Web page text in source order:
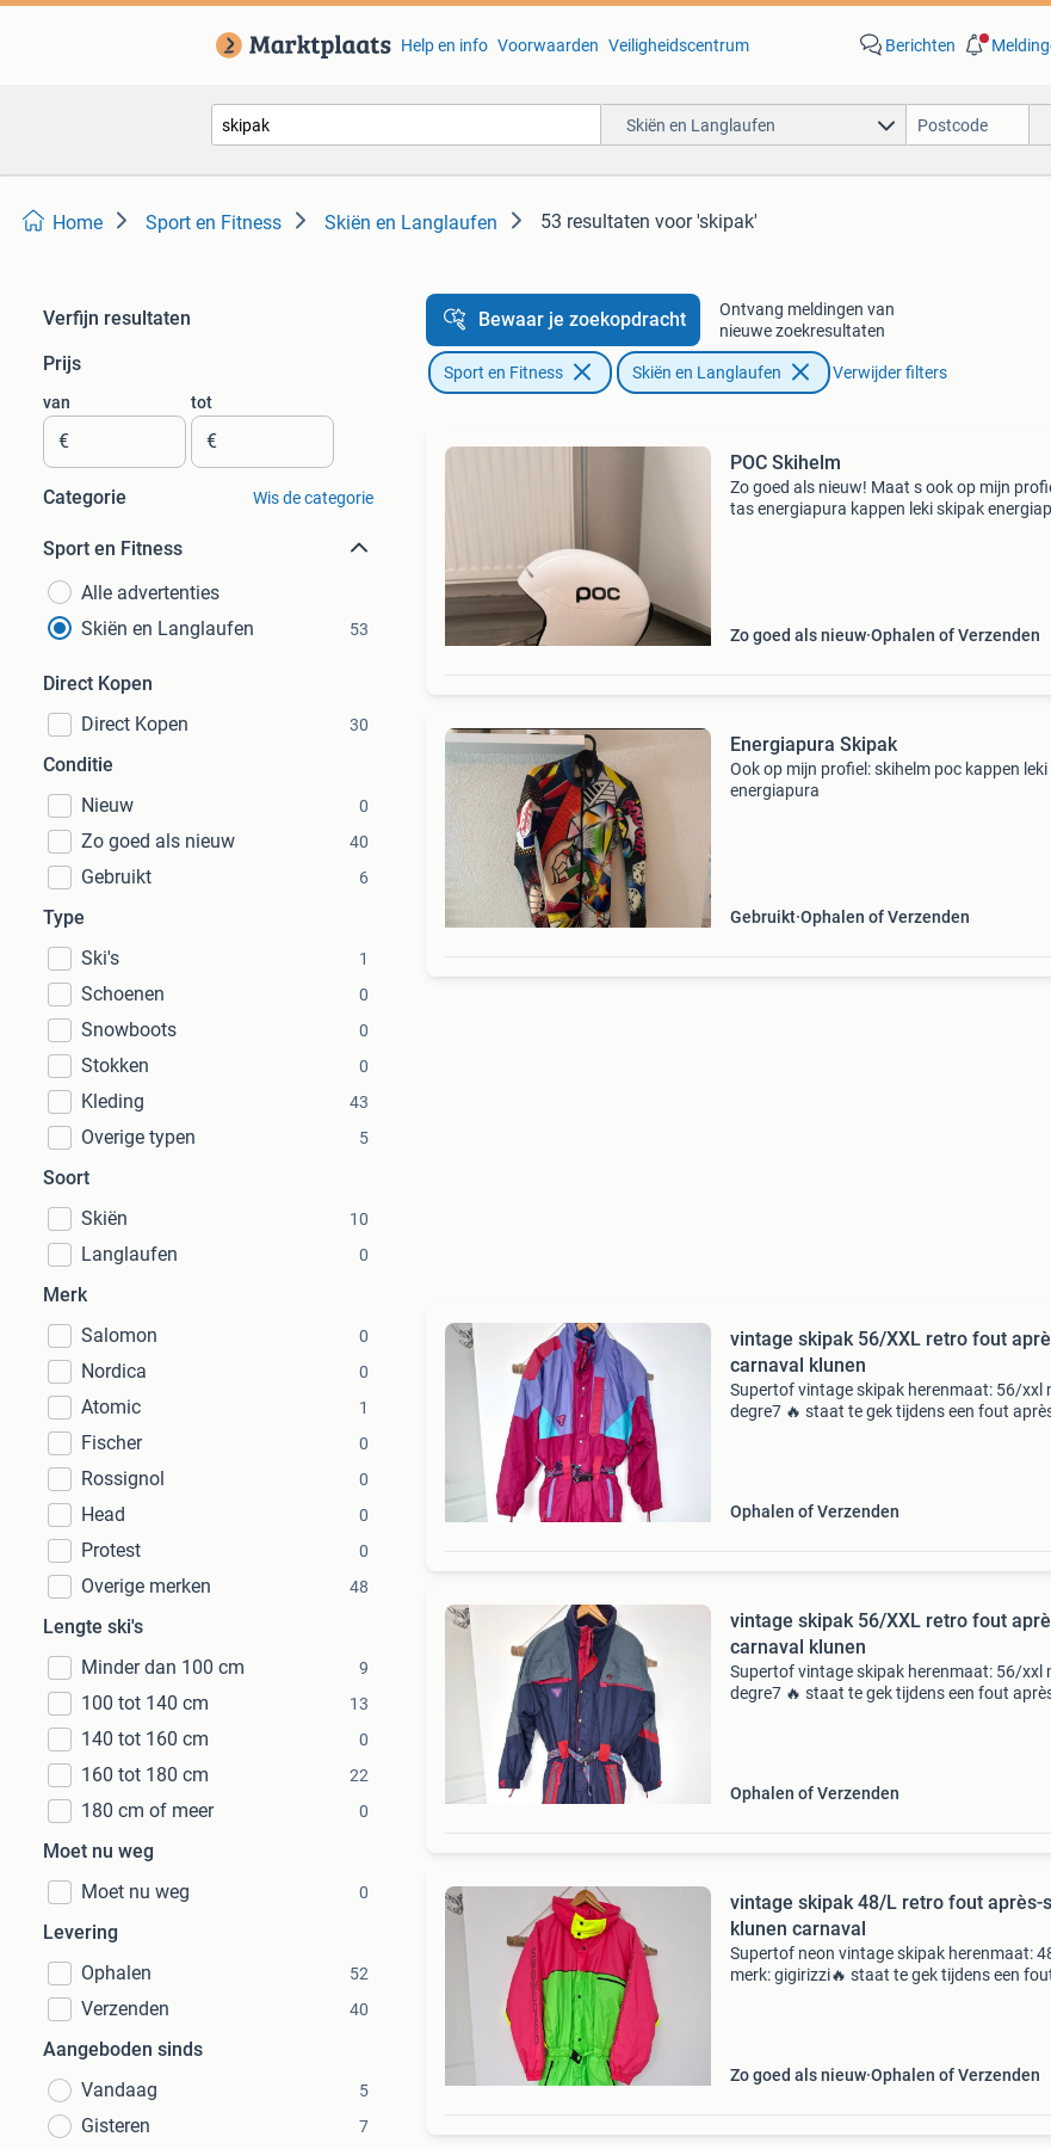
Help en info Voorwaarden Veiligheidscentrum Berichten
Skiën en Langlaufen
Home Sport en Fitness Skiën en Langlaufen 53 resultaten voor 'skipak'
Verfijn resultaten
Prijs
van
€
tot
€
Categorie Wis de categorie
Sport en Fitness
Alle advertenties
Skiën en Langlaufen
53
Direct Kopen
Direct Kopen
30
Conditie
Nieuw
0
Zo goed als nieuw 40
Gebruikt 6
Type
Ski's
1
Schoenen 0
Snowboots 0
Stokken 0
Kleding 43
Overige typen 5
Soort
Skiën
10
Langlaufen 0
Merk
Salomon
0
Nordica 0
Atomic 1
Fischer 0
Rossignol 0
Head 0
Protest 0
Overige merken 48
Lengte ski's
Minder dan 100 cm
9
100 tot 140 cm 13
140 tot 160 cm 0
160 tot 180 cm 22
180 cm of meer 0
Moet nu weg
Moet nu weg
0
Levering
Ophalen
52
Verzenden 40
Aangeboden sinds
Vandaag
5
Gisteren 7
Bewaar je zoekopdracht
Ontvang meldingen van
nieuwe zoekresultaten
Sport en Fitness Skiën en Langlaufen Verwijder filters
POC Skihelm
Zo goed als nieuw! Maat s ook op mijn
tas energiapura kappen leki skipak
Zo goed als nieuw Ophalen of Verzenden
Energiapura Skipak
Ook op mijn profiel: skihelm poc kappen
energiapura
Gebruikt Ophalen of Verzenden
vintage skipak 56/XXL retro fout
carnaval klunen
Supertof vintage skipak herenmaat: 56/xxl
degre7 🔥 staat te gek tijdens een fout
Ophalen of Verzenden
vintage skipak 56/XXL retro fout
carnaval klunen
Supertof vintage skipak herenmaat: 56/xxl
degre7 🔥 staat te gek tijdens een fout
Ophalen of Verzenden
vintage skipak 48/L retro fout après-
klunen carnaval
Supertof neon vintage skipak herenmaat:
merk: gigirizzi🔥 staat te gek tijdens een
Zo goed als nieuw Ophalen of Verzenden